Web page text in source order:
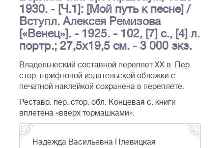
1930. - [Ч.1]: [Мой путь к песне] /
Вступл. Алексея Ремизова
[«Венец»]. - 1925. - 102, [7] с., [4] л.
портр.; 27,5х19,5 см. - 3 000 экз.
Владельческий составной переплет XX в. Пер.
стор. шрифтовой издательской обложки с
печатной наклейкой сохранена в переплете.
Реставр. пер. стор. обл. Концевая с. книги
вплетена «вверх тормашками».
Надежда Васильевна Плевицкая